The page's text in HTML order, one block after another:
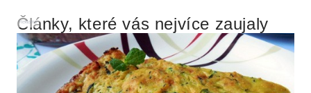
Reklama
Články, které vás nejvíce zaujaly